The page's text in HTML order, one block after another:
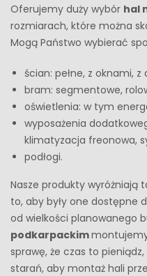
Oferujemy duży wybór hal
rozmiarach, które można
Mogą Państwo wybierać
ścian: pełne, z oknami, z
bram: segmentowe,
oświetlenia: w tym
wyposażenia
klimatyzacja freonowa,
podłogi.
Nasze produkty wyróżniają
to, aby były one dostępne
od wielkości planowanego
podkarpackim
sprawę, że czas to
starań, aby montaż hali